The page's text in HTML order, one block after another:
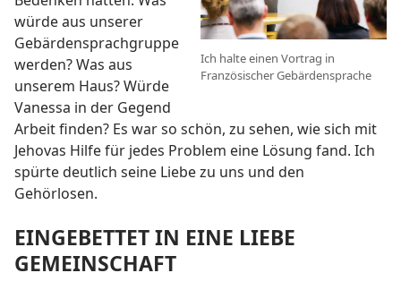
Ich halte einen Vortrag in
Französischer Gebärdensprache
würde aus unserer
Gebärdensprachgruppe
werden? Was aus
unserem Haus? Würde
Vanessa in der Gegend
Arbeit finden? Es war so schön, zu sehen, wie sich mit
Jehovas Hilfe für jedes Problem eine Lösung fand. Ich
spürte deutlich seine Liebe zu uns und den
Gehörlosen.
EINGEBETTET IN EINE LIEBE
GEMEINSCHAFT